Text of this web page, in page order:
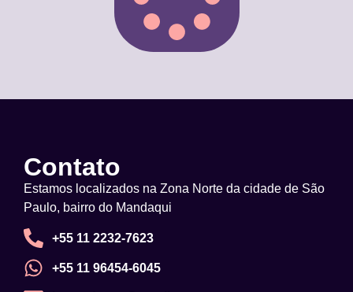
Contato
Estamos localizados na Zona Norte da cidade de São
Paulo, bairro do Mandaqui
+55 11 2232-7623
+55 11 96454-6045